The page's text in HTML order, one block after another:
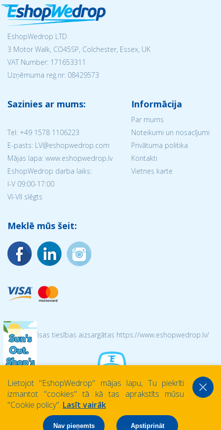
EshopWedrop LTD
3 Motor Walk, CO45SP, Colchester, Essex, UK
VAT Number: 171653311
Uzņēmuma reģ.nr: 08429573
Sazinies ar mums:
Tel: +49 1578 1106223
E-pasts: LV@eshopwedrop.com
Mājas lapa: www.eshopwedrop.lv
EshopWedrop darba laiks:
I-V 09:00-17:00
VI-VII slēgts
Informācija
Par mums
Noteikumi un nosacījumi
Privātuma politika
Kontakti
Vietnes karte
Meklē mūs šeit:
© 2026 Visas tiesības aizsargātas https://www.eshopwedrop.lv/
Lietojot ''EshopWedrop'' mājas lapu, Tu piekrīti
izmantot ''cookies'' tā kā tas aprakstīts mūsu
''Cookie policy''. Lasīt vairāk
Nav pieņemts Apstiprināt